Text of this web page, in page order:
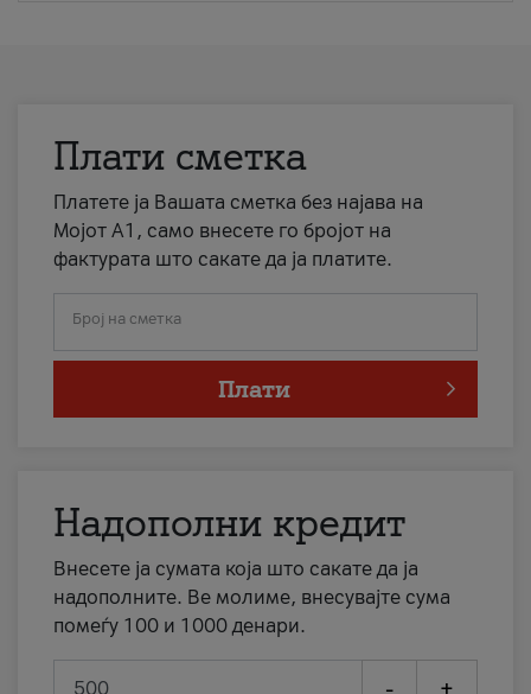
Плати сметка
Платете ја Вашата сметка без најава на
Мојот А1, само внесете го бројот на
фактурата што сакате да ја платите.
Број на сметка
Плати
Надополни кредит
Внесете ја сумата која што сакате да ја
надополните. Ве молиме, внесувајте сума
помеѓу 100 и 1000 денари.